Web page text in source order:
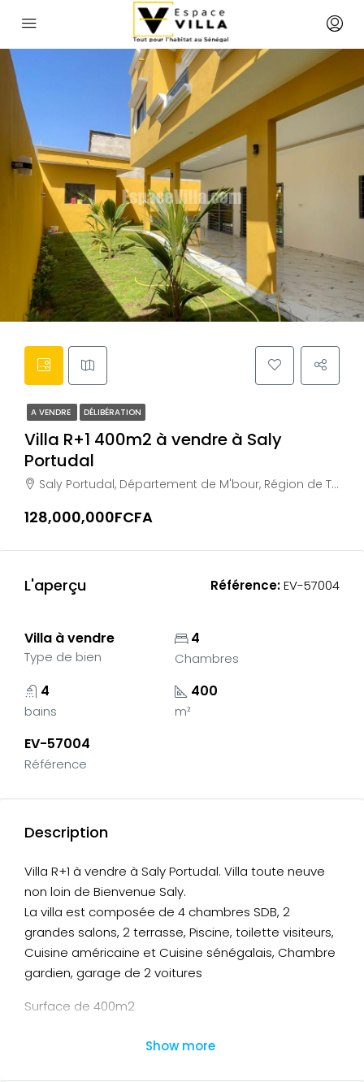
A VENDRE DÉLIBÉRATION
Villa R+1 400m2 à vendre à Saly
Portudal
Saly Portudal, Département de M'bour, Région de Thiès, Sénégal
128,000,000FCFA
L'aperçu Référence:EV-57004
Villa à vendre
Type de bien
4
Chambres
4
bains
400
m²
EV-57004
Référence
Description
Villa R+1 à vendre à Saly Portudal. Villa toute neuve
non loin de Bienvenue Saly.
La villa est composée de 4 chambres SDB, 2
grandes salons, 2 terrasse, Piscine, toilette visiteurs,
Cuisine américaine et Cuisine sénégalais, Chambre
gardien, garage de 2 voitures
Surface de 400m2
Prix: 128millions CFA soit 196.000 euro
Show more